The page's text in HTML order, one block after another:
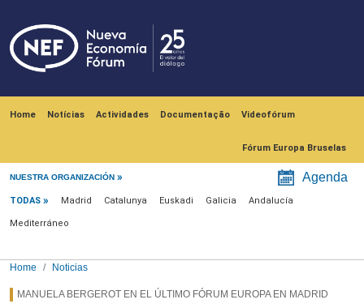
Home Notícias Actividades Documentação Videofórum
Fórum Europa Bruselas
NUESTRA ORGANIZACIÓN Agenda
Menú noticias
TODAS Madrid Catalunya Euskadi Galicia Andalucía
Mediterráneo
Home Noticias
MANUELA BERGEROT EN EL ÚLTIMO FÓRUM EUROPA EN MADRID